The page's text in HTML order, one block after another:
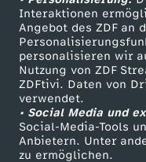
Interaktionen
Angebot des ZDF an
personalisieren wir
Nutzung von ZDF
ZDFtivi. Daten von
verwendet.
• Social Media und
Social-Media-Tools
Anbietern. Unter
zu ermöglichen.
s
k
:
E
Sendungen A-Z
TV-Programm
ZDF Unternehmen
Karriere